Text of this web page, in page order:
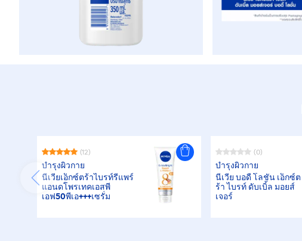
(12)
บำรุงผิวกาย
นีเวียเอ็กซ์ตร้าไบรท์รีแพร์
แอนดโพรเทคเอสพี
เอฟ50พีเอ+++เซรั่ม
(0)
บำรุงผิวกาย
นีเวีย บอดี้ โลชั่น เอ็กซ์ต
ร้า ไบรท์ ดับเบิ้ล มอยส์
เจอร์